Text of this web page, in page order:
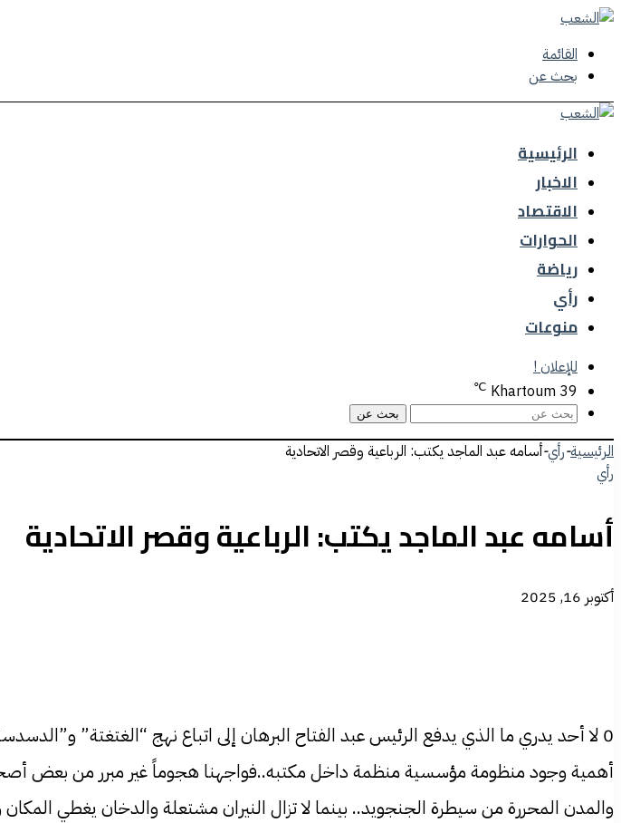
القائمة
بحث عن
الرئيسية
الاخبار
الاقتصاد
الحوارات
رياضة
رأي
منوعات
للإعلان !
Khartoum 39
℃
بحث عن
الرئيسية-رأي-أسامه عبد الماجد يكتب: الرباعية وقصر الاتحادية
رأي
أسامه عبد الماجد يكتب: الرباعية وقصر الاتحادية
أكتوبر 16, 2025
0 لا أحد يدري ما الذي يدفع الرئيس عبد الفتاح البرهان إلى اتباع نهج “الغتغتة”
أهمية وجود منظومة مؤسسية منظمة داخل مكتبه..فواجهنا هجوماً غير مبرر من بعض
والمدن المحررة من سيطرة الجنجويد.. بينما لا تزال النيران مشتعلة والدخان يغطي